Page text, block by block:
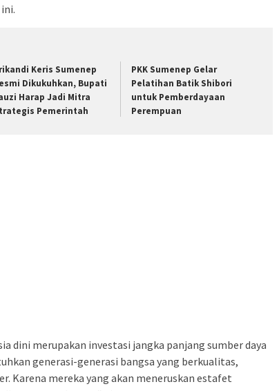
Keris Sumenep
Dikukuhkan, Bupati
Harap Jadi Mitra
Pemerintah
PKK Sumenep Gelar
Pelatihan Batik Shibori
untuk Pemberdayaan
Perempuan
dini merupakan investasi jangka panjang sumber daya
generasi-generasi bangsa yang berkualitas,
Karena mereka yang akan meneruskan estafet